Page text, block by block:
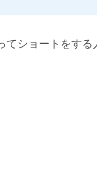
てショートをす